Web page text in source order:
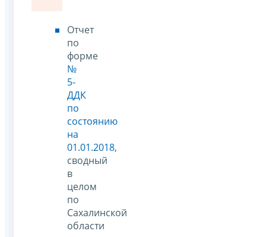
Отчет
по
форме
№
5-
ДДК
по
состоянию
на
01.01.2018,
сводный
в
целом
по
Сахалинской
области